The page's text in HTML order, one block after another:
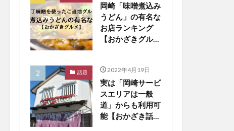
岡崎「味噌煮込み
うどん」の有名な
お店ランキング
【おかざきグル
話題 2022年4月19日
実は「岡崎サービ
スエリアは一般
道」からも利用可
能【おかざき話